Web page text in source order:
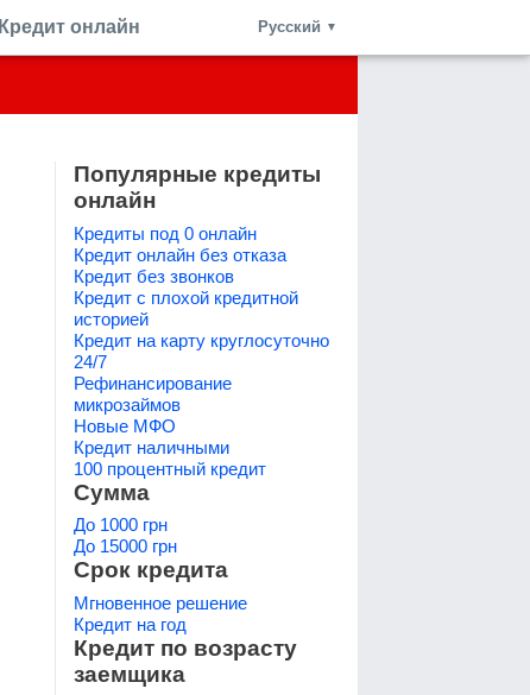
Кредит онлайн Русский ▼
Популярные кредиты
онлайн
Кредиты под 0 онлайн
Кредит онлайн без отказа
Кредит без звонков
Кредит с плохой кредитной
историей
Кредит на карту круглосуточно
24/7
Рефинансирование
микрозаймов
Новые МФО
Кредит наличными
100 процентный кредит
Сумма
До 1000 грн
До 15000 грн
Срок кредита
Мгновенное решение
Кредит на год
Кредит по возрасту
заемщика